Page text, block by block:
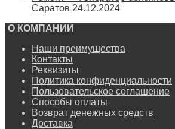
Саратов 24.12.2024
О КОМПАНИИ
Наши преимущества
Контакты
Реквизиты
Политика конфиденциальности
Пользовательское соглашение
Способы оплаты
Возврат денежных средств
Доставка